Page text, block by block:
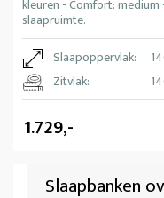
kleuren - Comfort: medium
slaapruimte.
Slaapoppervlak:
Zitvlak:
1.729,-
Slaapbanken